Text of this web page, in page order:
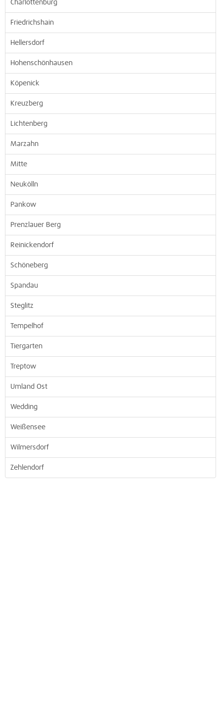
Charlottenburg
Friedrichshain
Hellersdorf
Hohenschönhausen
Köpenick
Kreuzberg
Lichtenberg
Marzahn
Mitte
Neukölln
Pankow
Prenzlauer Berg
Reinickendorf
Schöneberg
Spandau
Steglitz
Tempelhof
Tiergarten
Treptow
Umland Ost
Wedding
Weißensee
Wilmersdorf
Zehlendorf